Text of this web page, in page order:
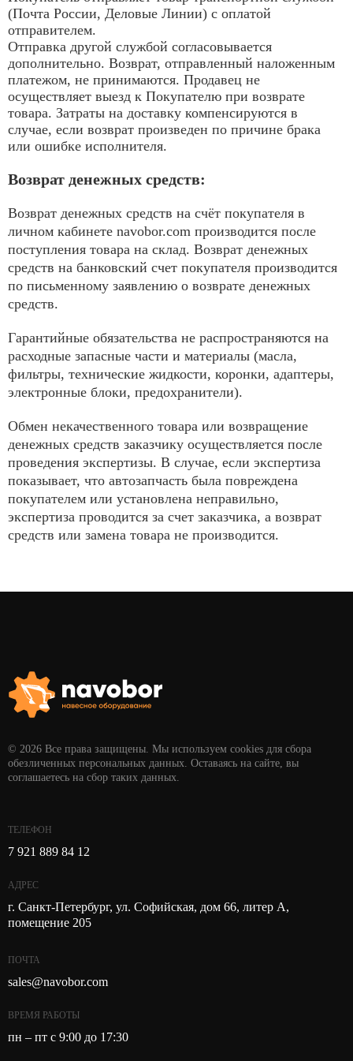
(Почта России, Деловые Линии) с оплатой
отправителем.
Отправка другой службой согласовывается
дополнительно. Возврат, отправленный наложенным
платежом, не принимаются. Продавец не
осуществляет выезд к Покупателю при возврате
товара. Затраты на доставку компенсируются в
случае, если возврат произведен по причине брака
или ошибке исполнителя.
Возврат денежных средств:
Возврат денежных средств на счёт покупателя в
личном кабинете navobor.com производится после
поступления товара на склад. Возврат денежных
средств на банковский счет покупателя производится
по письменному заявлению о возврате денежных
средств.
Гарантийные обязательства не распространяются на
расходные запасные части и материалы (масла,
фильтры, технические жидкости, коронки, адаптеры,
электронные блоки, предохранители).
Обмен некачественного товара или возвращение
денежных средств заказчику осуществляется после
проведения экспертизы. В случае, если экспертиза
показывает, что автозапчасть была повреждена
покупателем или установлена неправильно,
экспертиза проводится за счет заказчика, а возврат
средств или замена товара не производится.
© 2026 Все права защищены. Мы используем cookies для сбора
обезличенных персональных данных. Оставаясь на сайте, вы
соглашаетесь на сбор таких данных.
ТЕЛЕФОН
7 921 889 84 12
АДРЕС
г. Санкт-Петербург, ул. Софийская, дом 66, литер А,
помещение 205
ПОЧТА
sales@navobor.com
ВРЕМЯ РАБОТЫ
пн – пт с 9:00 до 17:30